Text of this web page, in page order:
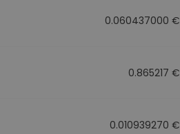
0.060437000 €
0.865217 €
0.010939270 €